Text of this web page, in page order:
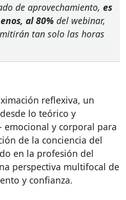
de aprovechamiento, es
al 80% del webinar,
tan solo las horas
reflexiva, un
lo teórico y
emocional y corporal para
de la conciencia del
en la profesión del
perspectiva multifocal de
y confianza.